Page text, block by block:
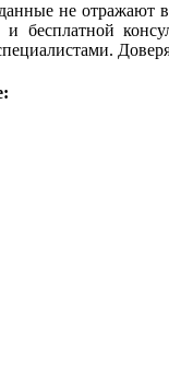
не отражают
бесплатной